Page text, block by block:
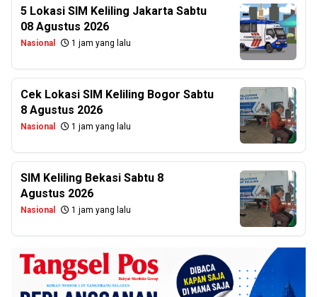
5 Lokasi SIM Keliling Jakarta Sabtu
08 Agustus 2026
Nasional 1 jam yang lalu
Cek Lokasi SIM Keliling Bogor Sabtu
8 Agustus 2026
Nasional 1 jam yang lalu
SIM Keliling Bekasi Sabtu 8
Agustus 2026
Nasional 1 jam yang lalu